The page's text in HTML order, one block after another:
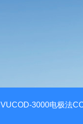
VUCOD-3000电极法